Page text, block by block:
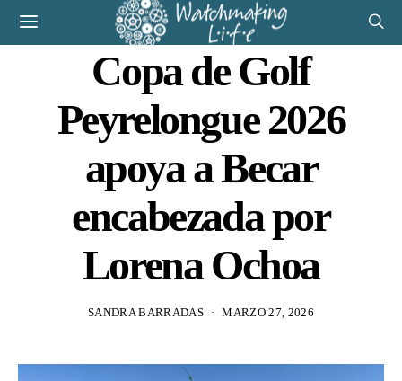
Copa de Golf
Peyrelongue 2026
apoya a Becar
encabezada por
Lorena Ochoa
SANDRA BARRADAS MARZO 27, 2026